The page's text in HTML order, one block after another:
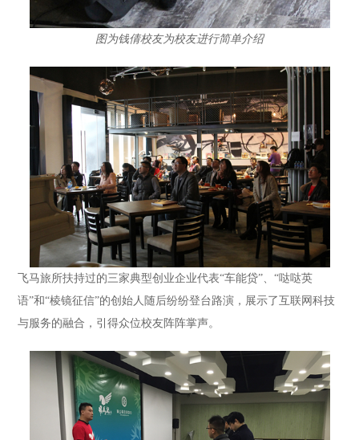
图为钱倩校友为校友进行简单介绍
飞马旅所扶持过的三家典型创业企业代表“车能贷”、“哒哒英
语”和“棱镜征信”的创始人随后纷纷登台路演，展示了互联网科技
与服务的融合，引得众位校友阵阵掌声。